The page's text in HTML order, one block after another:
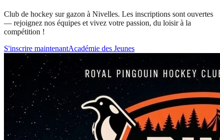
Club de hockey sur gazon à Nivelles. Les inscriptions sont ouvertes
— rejoignez nos équipes et vivez votre passion, du loisir à la
compétition !
S'inscrire maintenantAcadémie des Jeunes